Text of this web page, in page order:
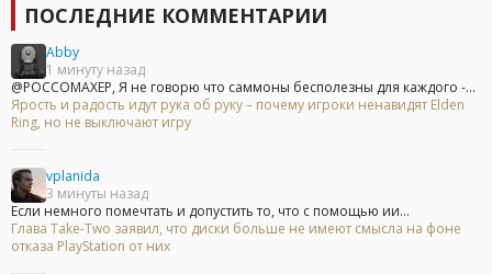
ПОСЛЕДНИЕ КОММЕНТАРИИ
Abby
1 минуту назад
@POCCOMAXEP, Я не говорю что саммоны бесполезны для каждого -...
Ярость и радость идут рука об руку – почему игроки ненавидят Elden
Ring, но не выключают игру
vplanida
3 минуты назад
Если немного помечтать и допустить то, что с помощью ии...
Глава Take-Two заявил, что диски больше не имеют смысла на фоне
отказа PlayStation от них